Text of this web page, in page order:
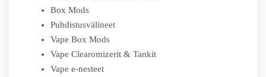
Box Mods
Puhdistusvälineet
Vape Box Mods
Vape Clearomizerit & Tankit
Vape e-nesteet